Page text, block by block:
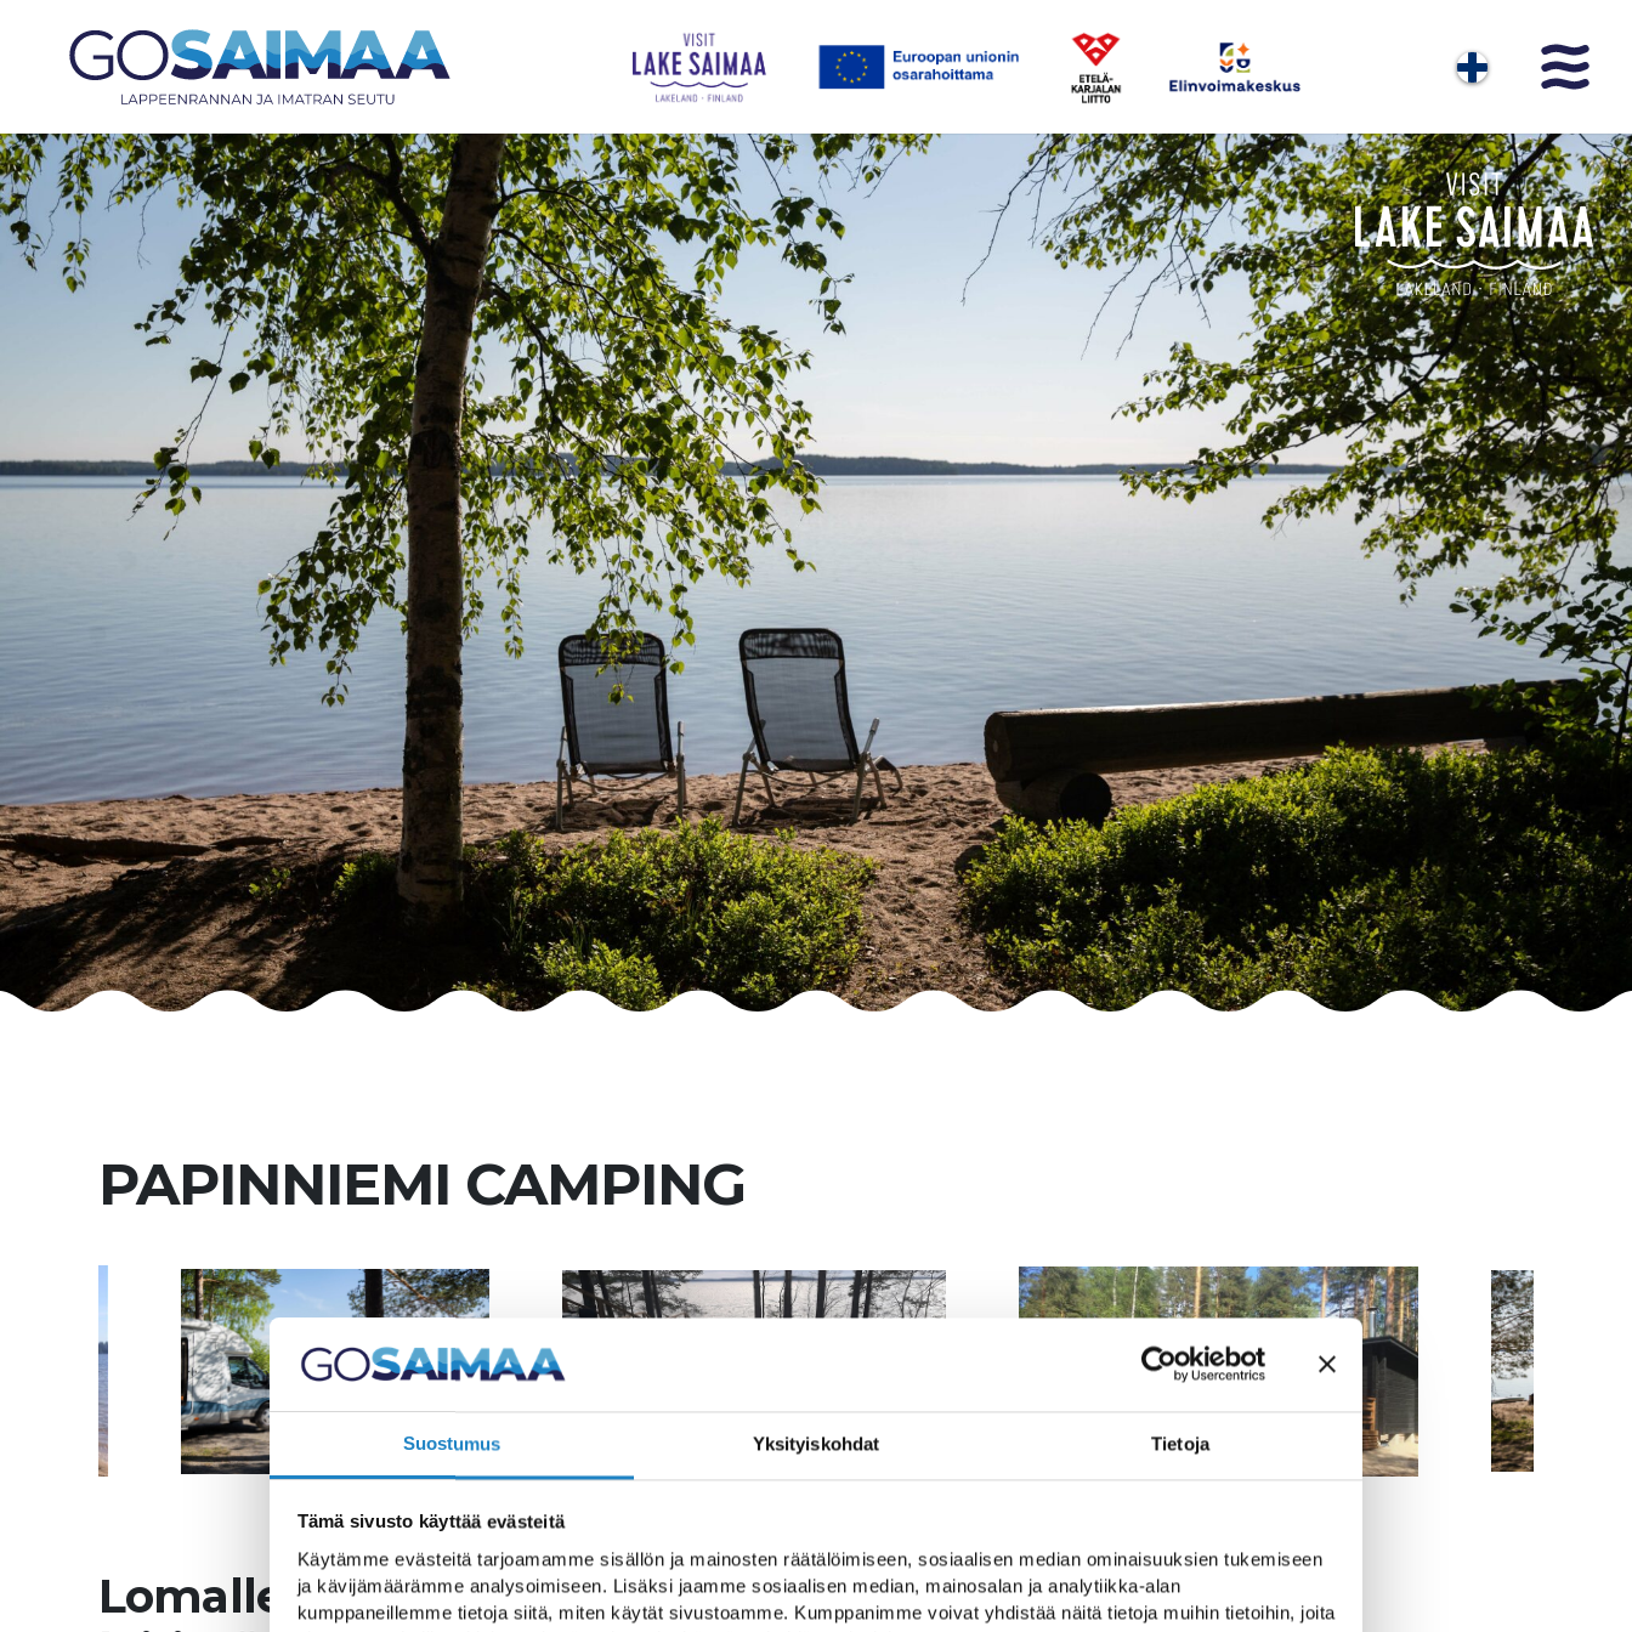
Suostumus Yksityiskohdat Tietoja
Tämä sivusto käyttää evästeitä
Käytämme evästeitä tarjoamamme sisällön ja mainosten räätälöimiseen, sosiaalisen median ominaisuuksien tukemiseen
ja kävijämäärämme analysoimiseen. Lisäksi jaamme sosiaalisen median, mainosalan ja analytiikka-alan
kumppaneillemme tietoja siitä, miten käytät sivustoamme. Kumppanimme voivat yhdistää näitä tietoja muihin tietoihin, joita
PAPINNIEMI CAMPING
Lomalle idylliselle ja rauhalliselle kokoperheen